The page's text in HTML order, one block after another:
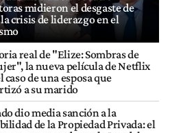
midieron el desgaste de
crisis de liderazgo en el
real de "Elize: Sombras de
la nueva película de Netflix
caso de una esposa que
a su marido
dio media sanción a la
de la Propiedad Privada: el